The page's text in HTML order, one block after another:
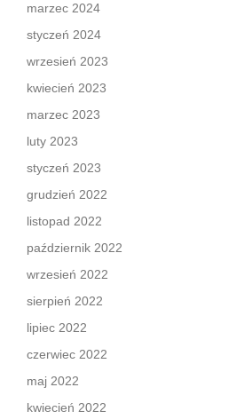
marzec 2024
styczeń 2024
wrzesień 2023
kwiecień 2023
marzec 2023
luty 2023
styczeń 2023
grudzień 2022
listopad 2022
październik 2022
wrzesień 2022
sierpień 2022
lipiec 2022
czerwiec 2022
maj 2022
kwiecień 2022